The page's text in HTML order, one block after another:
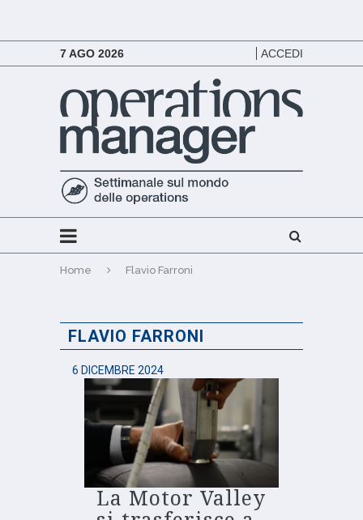
7 AGO 2026 ACCEDI
Home Flavio Farroni
FLAVIO FARRONI
6 DICEMBRE 2024
La Motor Valley